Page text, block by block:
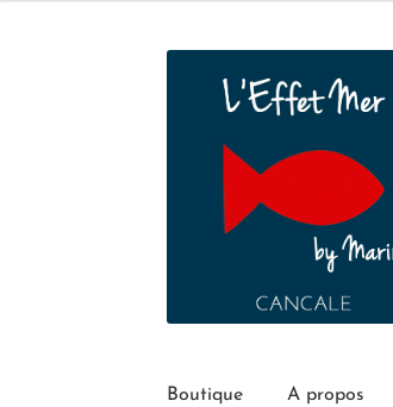
Boutique A propos